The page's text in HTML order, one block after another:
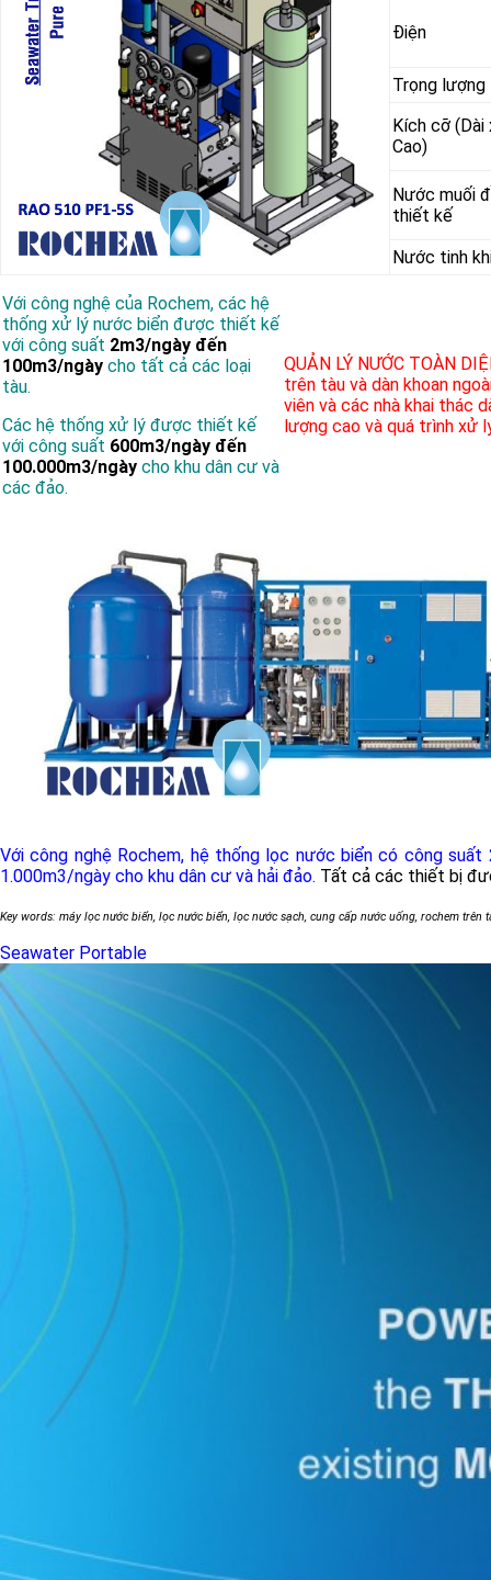
Điện
Trọng lượng
Kích cỡ (Dài
Cao)
Nước
thiết kế
Nước tinh
Với công nghệ của Rochem, các hệ
thống xử lý nước biển được thiết kế
với công suất 2m3/ngày đến
100m3/ngày cho tất cả các loại
tàu.
Các hệ thống xử lý được thiết kế
với công suất 600m3/ngày đến
100.000m3/ngày cho khu dân cư và
các đảo.
QUẢN LÝ NƯỚC TOÀN
trên tàu và dàn khoan
viên và các nhà khai thác
lượng cao và quá trình xử
Với công nghệ Rochem, hệ thống lọc nước biển có công
1.000m3/ngày cho khu dân cư và hải đảo. Tất cả các thiết bị
Key words: máy lọc nước biển, lọc nước biển, lọc nước sạch, cung cấp nước uống, rochem trên
Seawater Portable